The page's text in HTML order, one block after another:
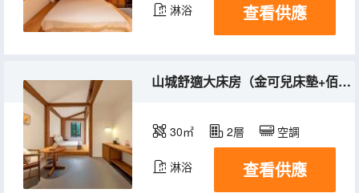
淋浴 查看供應
山城舒適大床房（金可兒床墊+佰草集洗護+夏布床品）
30㎡ 2層 空調
淋浴 查看供應